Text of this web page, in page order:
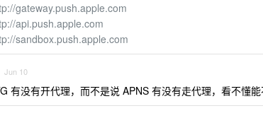
gateway.push.apple.com
api.push.apple.com
sandbox.push.apple.com
Jun 10
有没有开代理，而不是说 APNS 有没有走代理，看不懂能